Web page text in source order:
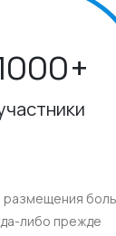
+
размещения
либо прежде